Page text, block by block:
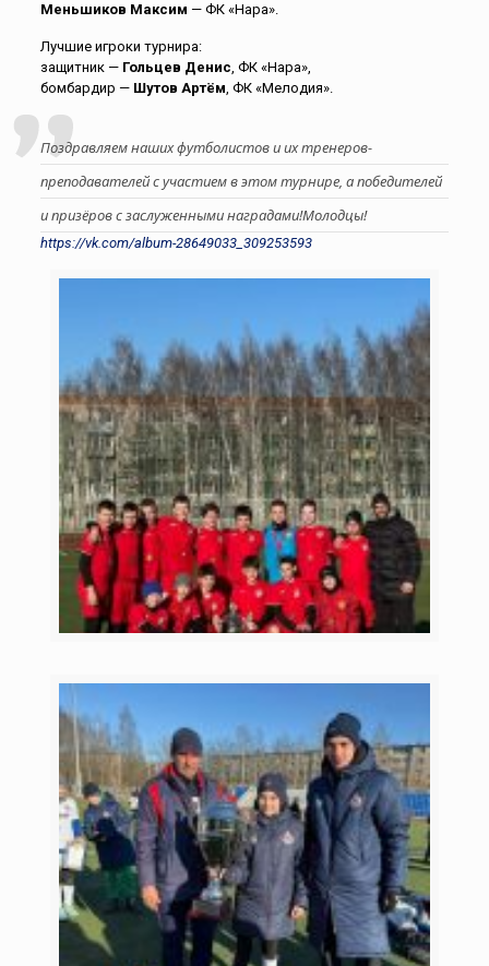
Меньшиков Максим — ФК «Нара».
Лучшие игроки турнира:
защитник — Гольцев Денис, ФК «Нара»,
бомбардир — Шутов Артём, ФК «Мелодия».
Поздравляем наших футболистов и их тренеров-
преподавателей с участием в этом турнире, а победителей
и призёров с заслуженными наградами!Молодцы!
https://vk.com/album-28649033_309253593